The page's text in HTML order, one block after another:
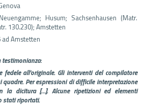
Husum; Sachsenhausen (Matr.
130.230); Amstetten
Amstetten
testimonianza:
all’originale. Gli interventi del compilatore
Per espressioni di difficile interpretazione
la dicitura […]. Alcune ripetizioni ed elementi
stati riportati.